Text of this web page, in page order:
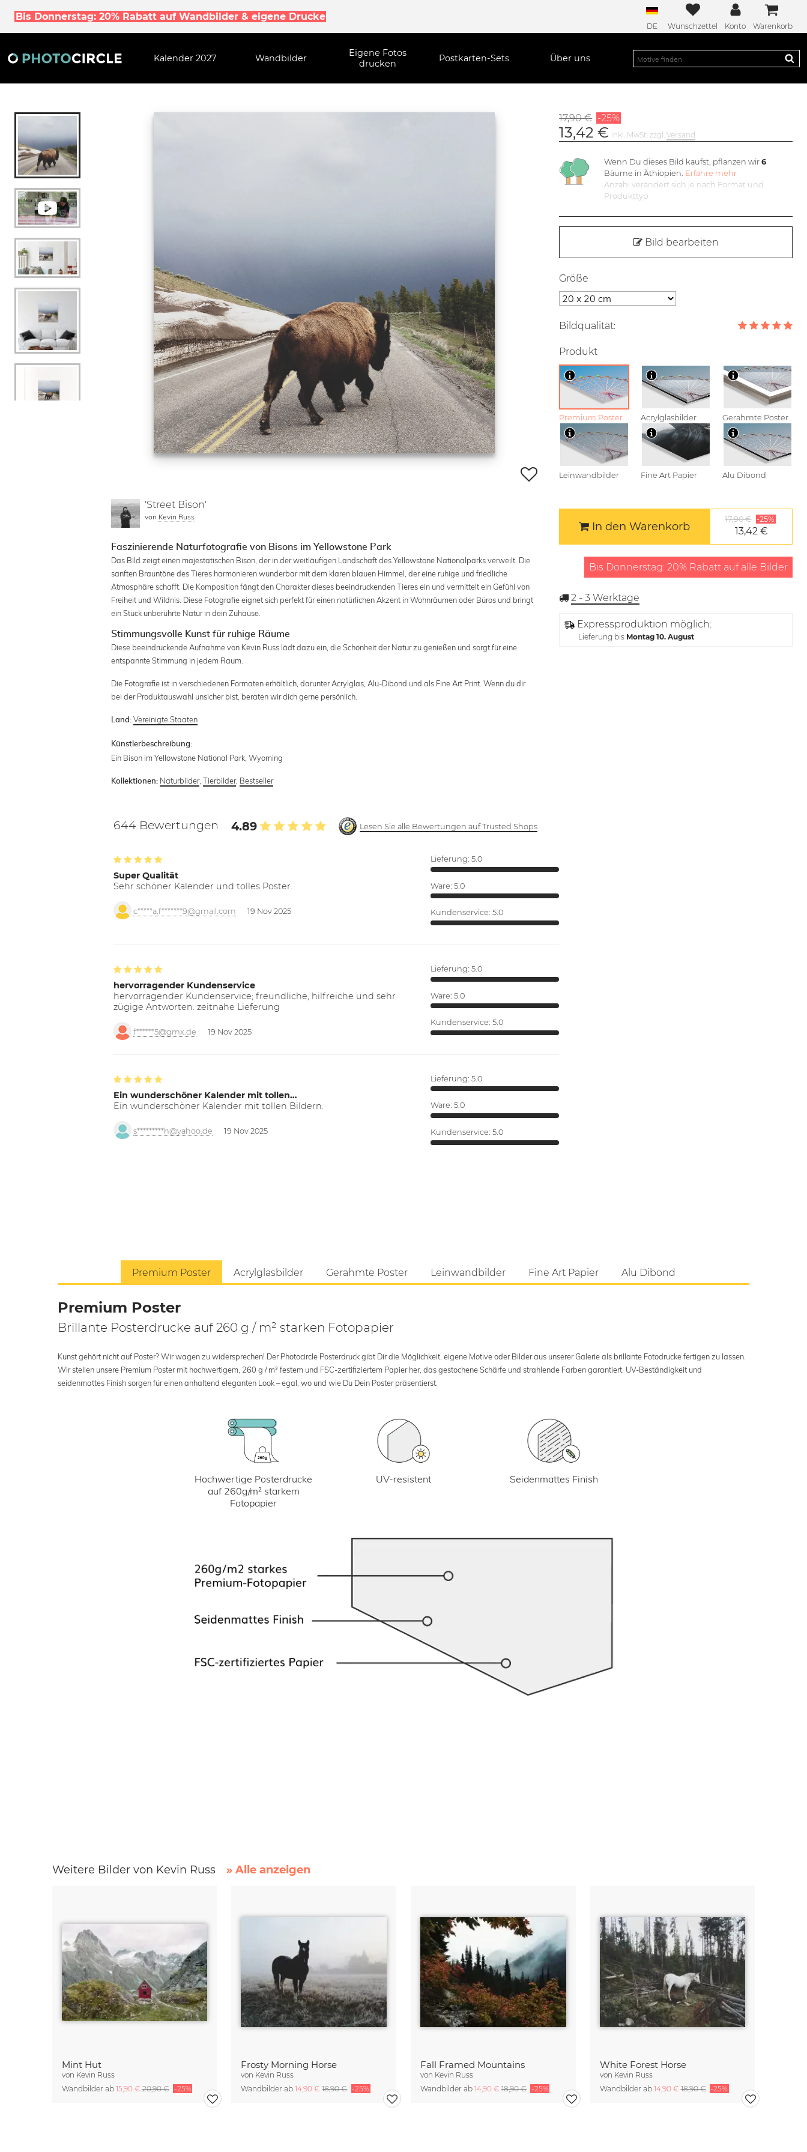
Bis Donnerstag: 20% Rabatt auf Wandbilder & eigene Drucke
DE Wunschzettel Konto Warenkorb
Kalender 2027 Wandbilder
Eigene Fotos
drucken
Postkarten-Sets Über uns
'Street Bison'
von Kevin Russ
Faszinierende Naturfotografie von Bisons im Yellowstone Park
Das Bild zeigt einen majestätischen Bison, der in der weitläufigen Landschaft des Yellowstone Nationalparks verweilt. Die
sanften Brauntöne des Tieres harmonieren wunderbar mit dem klaren blauen Himmel, der eine ruhige und friedliche
Atmosphäre schafft. Die Komposition fängt den Charakter dieses beeindruckenden Tieres ein und vermittelt ein Gefühl von
Freiheit und Wildnis. Diese Fotografie eignet sich perfekt für einen natürlichen Akzent in Wohnräumen oder Büros und bringt
ein Stück unberührte Natur in dein Zuhause.
Stimmungsvolle Kunst für ruhige Räume
Diese beeindruckende Aufnahme von Kevin Russ lädt dazu ein, die Schönheit der Natur zu genießen und sorgt für eine
entspannte Stimmung in jedem Raum.
Die Fotografie ist in verschiedenen Formaten erhältlich, darunter Acrylglas, Alu-Dibond und als Fine Art Print. Wenn du dir
bei der Produktauswahl unsicher bist, beraten wir dich gerne persönlich.
Land: Vereinigte Staaten
Künstlerbeschreibung:
Ein Bison im Yellowstone National Park, Wyoming
Kollektionen: Naturbilder,Tierbilder, Bestseller
644 Bewertungen 4.89 Lesen Sie alle Bewertungen auf Trusted Shops
Super Qualität
Sehr schöner Kalender und tolles Poster.
c*****a.f*******9@gmail.com 19 Nov 2025
Lieferung: 5.0
Ware: 5.0
Kundenservice: 5.0
hervorragender Kundenservice
hervorragender Kundenservice; freundliche, hilfreiche und sehr
zügige Antworten. zeitnahe Lieferung
f******5@gmx.de 19 Nov 2025
Lieferung: 5.0
Ware: 5.0
Kundenservice: 5.0
Ein wunderschöner Kalender mit tollen…
Ein wunderschöner Kalender mit tollen Bildern.
s*********h@yahoo.de 19 Nov 2025
Lieferung: 5.0
Ware: 5.0
Kundenservice: 5.0
17,90 € -25%
13,42 € inkl. MwSt. zzgl.Versand
Wenn Du dieses Bild kaufst, pflanzen wir6
Bäume in Äthiopien. Erfahre mehr
Anzahl verändert sich je nach Format und
Produkttyp
Bild bearbeiten
Größe
Bildqualität:
Produkt
Premium Poster Acrylglasbilder Gerahmte Poster
Leinwandbilder Fine Art Papier Alu Dibond
In den Warenkorb
17,90 € -25%
13,42 €
Bis Donnerstag: 20% Rabatt auf alle Bilder
2 - 3 Werktage
Expressproduktion möglich:
Lieferung bis Montag 10. August
Premium Poster Acrylglasbilder Gerahmte Poster Leinwandbilder Fine Art Papier Alu Dibond
Premium Poster
Brillante Posterdrucke auf 260 g / m² starken Fotopapier
Kunst gehört nicht auf Poster? Wir wagen zu widersprechen! Der Photocircle Posterdruck gibt Dir die Möglichkeit, eigene Motive oder Bilder aus unserer Galerie als brillante Fotodrucke fertigen zu lassen.
Wir stellen unsere Premium Poster mit hochwertigem, 260 g / m² festem und FSC-zertifiziertem Papier her, das gestochene Schärfe und strahlende Farben garantiert. UV-Beständigkeit und
seidenmattes Finish sorgen für einen anhaltend eleganten Look – egal, wo und wie Du Dein Poster präsentierst.
Hochwertige Posterdrucke
auf 260g/m² starkem
Fotopapier
UV-resistent Seidenmattes Finish
Weitere Bilder von Kevin Russ » Alle anzeigen
Mint Hut
von Kevin Russ
Wandbilder ab 15,90 €20,90 € -25%
Frosty Morning Horse
von Kevin Russ
Wandbilder ab14,90 €18,90 € -25%
Fall Framed Mountains
von Kevin Russ
Wandbilder ab 14,90 € 18,90 € -25%
White Forest Horse
von Kevin Russ
Wandbilder ab 14,90 €18,90 € -25%